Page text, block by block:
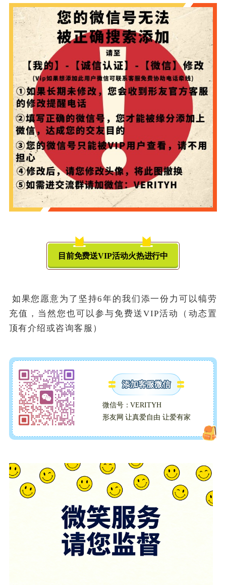
目前免费送VIP活动火热进行中
如果您愿意为了坚持6年的我们添一份力可以犒劳
充值，当然您也可以参与免费送VIP活动（动态置
顶有介绍或咨询客服）
添加客服微信
微信号：VERITYH
形友网 让真爱自由 让爱有家